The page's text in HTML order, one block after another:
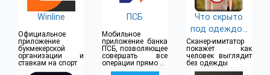
Winline
Официальное
приложение
букмекерской
организации и
ставкам на спорт
ПСБ
Мобильное
приложение банка
ПСБ, позволяющее
совершать все
операции прямо из
дома
Что скрыто
под одеждой
(18+)
Сканер-имитатор
покажет как
человек выглядит
без одежды